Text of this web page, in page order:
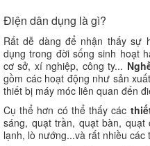
Điện dân dụng là gì?
Rất dễ dàng để nhận thấy sự
dụng trong đời sống sinh hoạt
cơ sở, xí nghiệp, công ty...
gồm các hoạt động như sản
thiết bị máy móc liên quan đến
Cụ thể hơn có thể thấy các
sáng, quạt trần, quạt bàn, quạt
lạnh, lò nướng...và rất nhiều các